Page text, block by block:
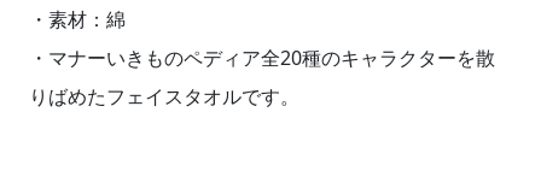
・素材：綿
・マナーいきものペディア全20種のキャラクターを散
りばめたフェイスタオルです。